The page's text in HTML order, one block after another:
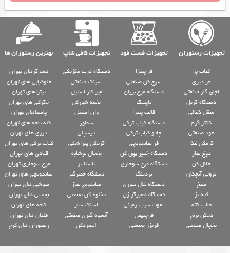
تجهیزات رستوران تجهیزات فست فود تجهیزات کافی شاپ بهترین رستوران ها
کباب پز
فر دیزی
اجاق گاز صنعتی
دستگاه گریل
منقل ذغالی
کانتر گرم
هود صنعتی
گرمکن غذا
دوغ ساز
خلال کن
ترولی آبچکان
سیخ
کته پز
قالب کته
دمکن برنج
یخچال صنعتی
فر پیتزا
سرخ کن صنعتی
دستگاه مرغ بریان
تاپینگ
قالب پیتزا
دستگاه کباب ترکی
چاقو کباب ترکی
فر ساندویچی
دستگاه خمیر پهن کن
دستگاه مرغ سوخاری
بردینگ
دستگاه بلال تنوری
دستگاه همبرگر زن
شوت سیب زمینی
فرچیپس
فریزر صنعتی
دستگاه ذرت مکزیکی
سینک صنعتی
میز کار استیل
تخمه شورکن
وان استیل
سماور
دیسپلی
گرمکن پیراشکی
یخچال نوشابه
پاستا پز
دستگاه خمیرگیر
ساندویچ ساز
مخلوط کن صنعتی
اسنک ساز
آبمیوه گیری صنعتی
آبسردکن
همبرگرهای تهران
چلوکبابی های تهران
پیتزاهای تهران
جگرکی های تهران
پاستاهای تهران
کله پاچه های تهران
دیزی های تهران
کباب ترکی های تهران
قنادی های تهران
مرغ سوخاری تهران
ساندویچی های تهران
سوشی های تهران
بستنی های تهران
کافه های تهران
قلیان های تهران
رستوران های کرج